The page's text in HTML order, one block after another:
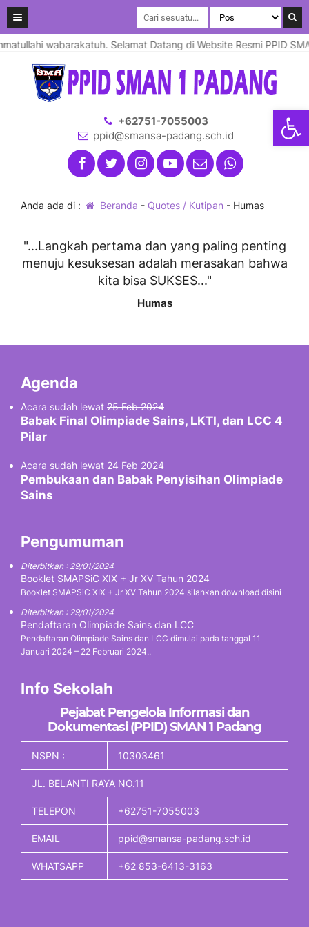
wabarakatuh. Selamat Datang di Website Resmi PPID
+62751-7055003
ppid@smansa-padang.sch.id
Anda ada di : Beranda - Quotes / Kutipan - Humas
"...Langkah pertama dan yang paling penting
menuju kesuksesan adalah merasakan bahwa
kita bisa SUKSES..."
Humas
Agenda
Acara sudah lewat 25 Feb 2024
Babak Final Olimpiade Sains, LKTI, dan LCC 4
Pilar
Acara sudah lewat 24 Feb 2024
Pembukaan dan Babak Penyisihan Olimpiade
Sains
Pengumuman
Diterbitkan : 29/01/2024
Booklet SMAPSiC XIX + Jr XV Tahun 2024
Booklet SMAPSiC XIX + Jr XV Tahun 2024 silahkan download disini
Diterbitkan : 29/01/2024
Pendaftaran Olimpiade Sains dan LCC
Pendaftaran Olimpiade Sains dan LCC dimulai pada tanggal 11
Januari 2024 – 22 Februari 2024..
Info Sekolah
Pejabat Pengelola Informasi dan
Dokumentasi (PPID) SMAN 1 Padang
NSPN : 10303461
JL. BELANTI RAYA NO.11
TELEPON +62751-7055003
EMAIL ppid@smansa-padang.sch.id
WHATSAPP +62 853-6413-3163